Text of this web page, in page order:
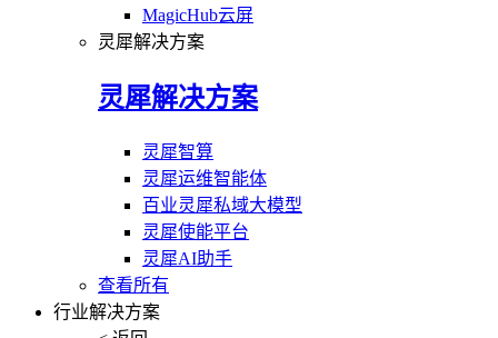
MagicHub云屏
灵犀解决方案
灵犀解决方案
灵犀智算
灵犀运维智能体
百业灵犀私域大模型
灵犀使能平台
灵犀AI助手
查看所有
行业解决方案